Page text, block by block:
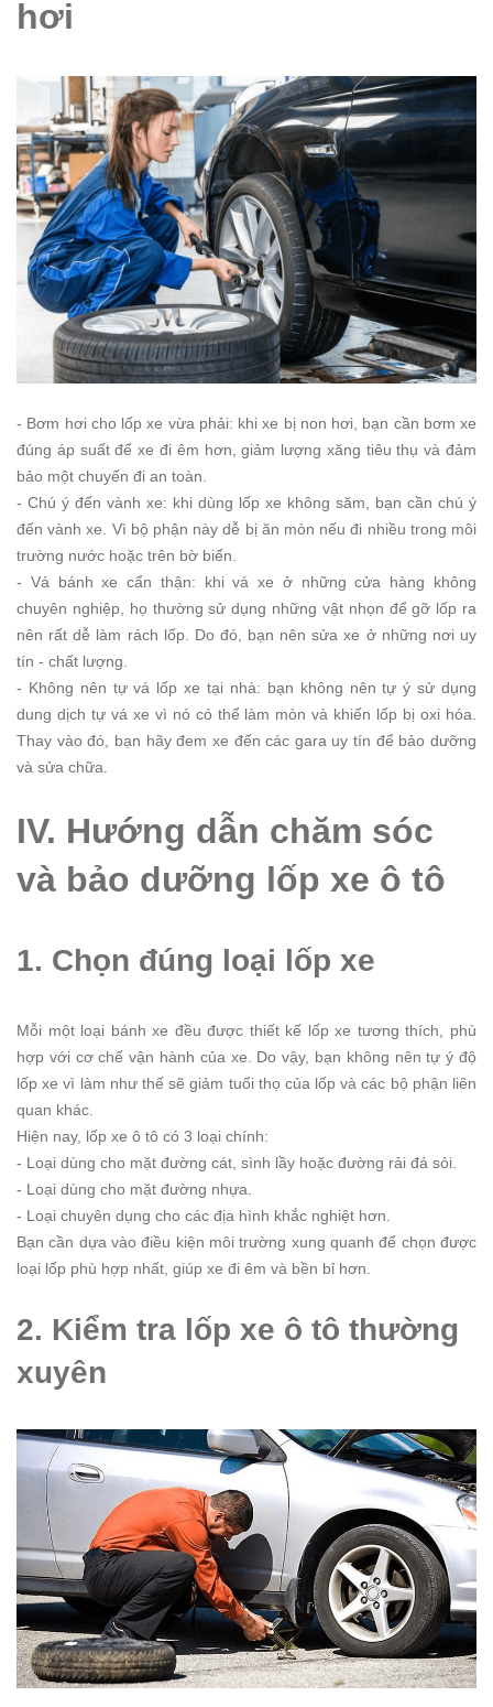
hơi
- Bơm hơi cho lốp xe vừa phải: khi xe bị non hơi, bạn cần bơm xe
đúng áp suất để xe đi êm hơn, giảm lượng xăng tiêu thụ và đảm
bảo một chuyến đi an toàn.
- Chú ý đến vành xe: khi dùng lốp xe không săm, bạn cần chú ý
đến vành xe. Vì bộ phận này dễ bị ăn mòn nếu đi nhiều trong môi
trường nước hoặc trên bờ biển.
- Vá bánh xe cẩn thận: khi vá xe ở những cửa hàng không
chuyên nghiệp, họ thường sử dụng những vật nhọn để gỡ lốp ra
nên rất dễ làm rách lốp. Do đó, bạn nên sửa xe ở những nơi uy
tín - chất lượng.
- Không nên tự vá lốp xe tại nhà: bạn không nên tự ý sử dụng
dung dịch tự vá xe vì nó có thể làm mòn và khiến lốp bị oxi hóa.
Thay vào đó, bạn hãy đem xe đến các gara uy tín để bảo dưỡng
và sửa chữa.
IV. Hướng dẫn chăm sóc
và bảo dưỡng lốp xe ô tô
1. Chọn đúng loại lốp xe
Mỗi một loại bánh xe đều được thiết kế lốp xe tương thích, phù
hợp với cơ chế vận hành của xe. Do vậy, bạn không nên tự ý độ
lốp xe vì làm như thế sẽ giảm tuổi thọ của lốp và các bộ phận liên
quan khác.
Hiện nay, lốp xe ô tô có 3 loại chính:
- Loại dùng cho mặt đường cát, sình lầy hoặc đường rải đá sỏi.
- Loại dùng cho mặt đường nhựa.
- Loại chuyên dụng cho các địa hình khắc nghiệt hơn.
Bạn cần dựa vào điều kiện môi trường xung quanh để chọn được
loại lốp phù hợp nhất, giúp xe đi êm và bền bỉ hơn.
2. Kiểm tra lốp xe ô tô thường
xuyên